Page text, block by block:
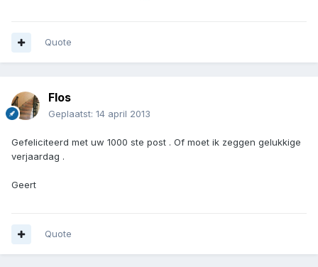
Quote
Flos
Geplaatst: 14 april 2013
Gefeliciteerd met uw 1000 ste post . Of moet ik zeggen gelukkige
verjaardag .
Geert
Quote